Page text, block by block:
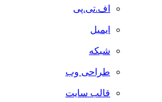
اف.تی.پی
ایمیل
شبکه
طراحی وب
قالب سایت